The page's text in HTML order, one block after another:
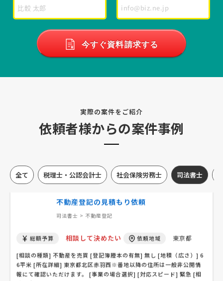
今すぐ資料請求する
実際の案件をご紹介
依頼者様からの案件事例
全て 税理士・公認会計士 社会保険労務士 司法書士
父母相続の不動産名義変更登記相談
司法書士 > 司法書士
総額予算 相談して決めたい 依頼地域 千葉県
合せ
司法書士 > 司法書士
[相談の種類] 不動産登記 [事業の場合選択] [対応スピード] 近いうち
[相談内容] 亡くなった親の家の相続登記についての相談 [ご希望・ご要
司法書士 > 不動産登記
総額予算 相談して決めたい 依頼地域 東京都
[相談の種類] 不動産を売買 [登記簿謄本の有無] 無し [地積（広さ）] 6
6平米 [所在詳細] 東京都北区赤羽西※番地以降の住所は一般非公開情